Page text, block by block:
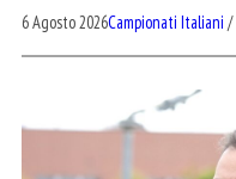
6 Agosto 2026Campionati Italiani /